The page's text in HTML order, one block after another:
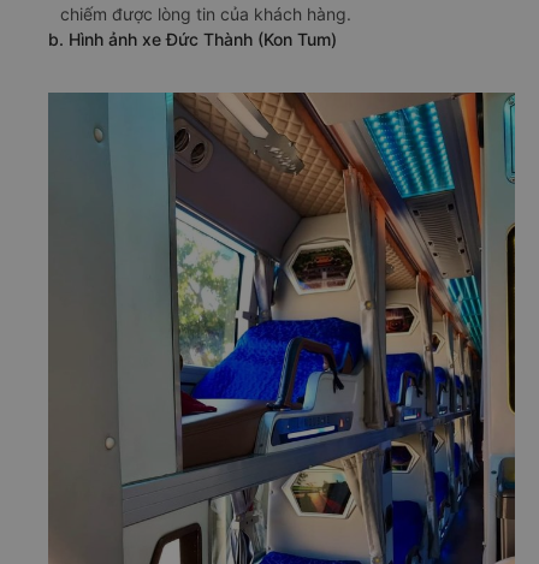
chiếm được lòng tin của khách hàng.
b. Hình ảnh xe Đức Thành (Kon Tum)